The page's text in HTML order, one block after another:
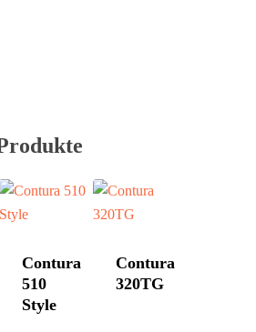
Contura
510
Style
Contura
320TG
Skantherm
Westbo